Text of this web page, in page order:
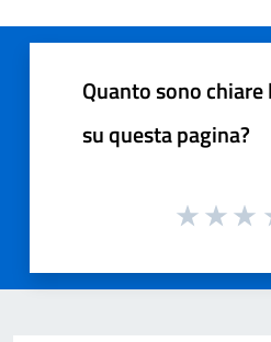
Quanto sono
su questa pagina?